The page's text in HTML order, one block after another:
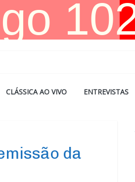
CLÁSSICA AO VIVO ENTREVISTAS
da